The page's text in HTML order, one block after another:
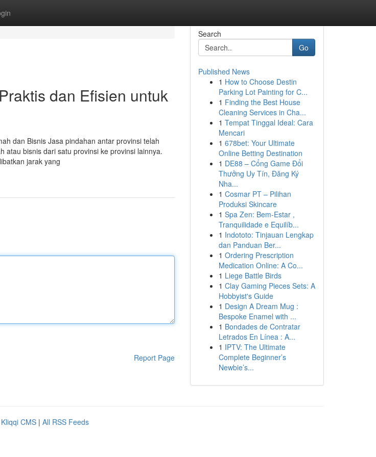
dan Efisien untuk
dan Bisnis Jasa pindahan antar provinsi telah
atau bisnis dari satu provinsi ke provinsi lainnya.
jarak yang
Report Page
Search
Go
Published News
1 How to Choose Destin
Parking Lot Painting for C...
1 Finding the Best House
Cleaning Services in Cha...
1 Tempat Tinggal Ideal: Cara
Mencari
1 678bet: Your Ultimate
Online Betting Destination
1 DE88 – Cổng Game Đổi
Thưởng Uy Tín, Đăng Ký
Nha...
1 Cosmar PT – Pilihan
Produksi Skincare
1 Spa Zen: Bem-Estar ,
Tranquilidade e Equilíb...
1 Indototo: Tinjauan Lengkap
dan Panduan Ber...
1 Ordering Prescription
Medication Online: A Co...
1 Liege Battle Birds
1 Clay Gaming Pieces Sets: A
Hobbyist's Guide
1 Design A Dream Mug :
Bespoke Enamel with ...
1 Bondades de Contratar
Letrados En Línea : A...
1 IPTV: The Ultimate
Complete Beginner’s
Newbie’s...
Kliqqi CMS | All RSS Feeds